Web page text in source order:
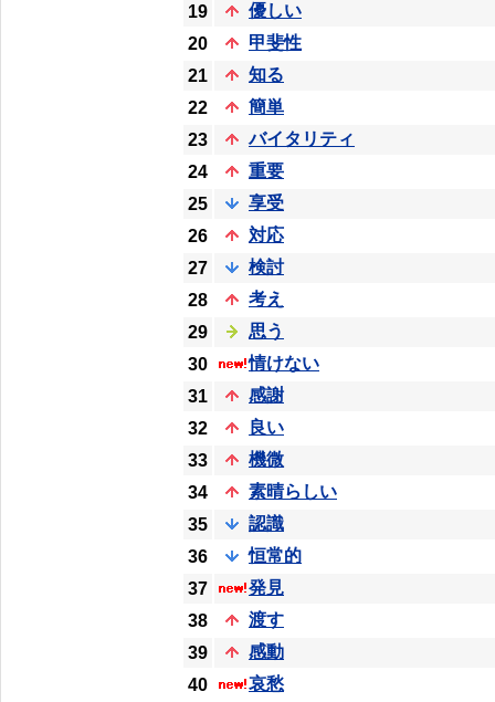
19
優しい
20
甲斐性
21
知る
22
簡単
23
バイタリティ
24
重要
25
享受
26
対応
27
検討
28
考え
29
思う
30
情けない
31
感謝
32
良い
33
機微
34
素晴らしい
35
認識
36
恒常的
37
発見
38
渡す
39
感動
40
哀愁